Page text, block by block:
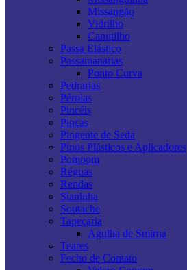
Missangão
Vidrilho
Canutilho
Passa Elástico
Passamanarias
Ponto Curva
Pedrarias
Pérolas
Pincéis
Pinças
Pingente de Seda
Pinos Plásticos e Aplicadores
Pompom
Réguas
Rendas
Sianinha
Soutache
Tapeçaria
Agulha de Smirna
Teares
Fecho de Contato